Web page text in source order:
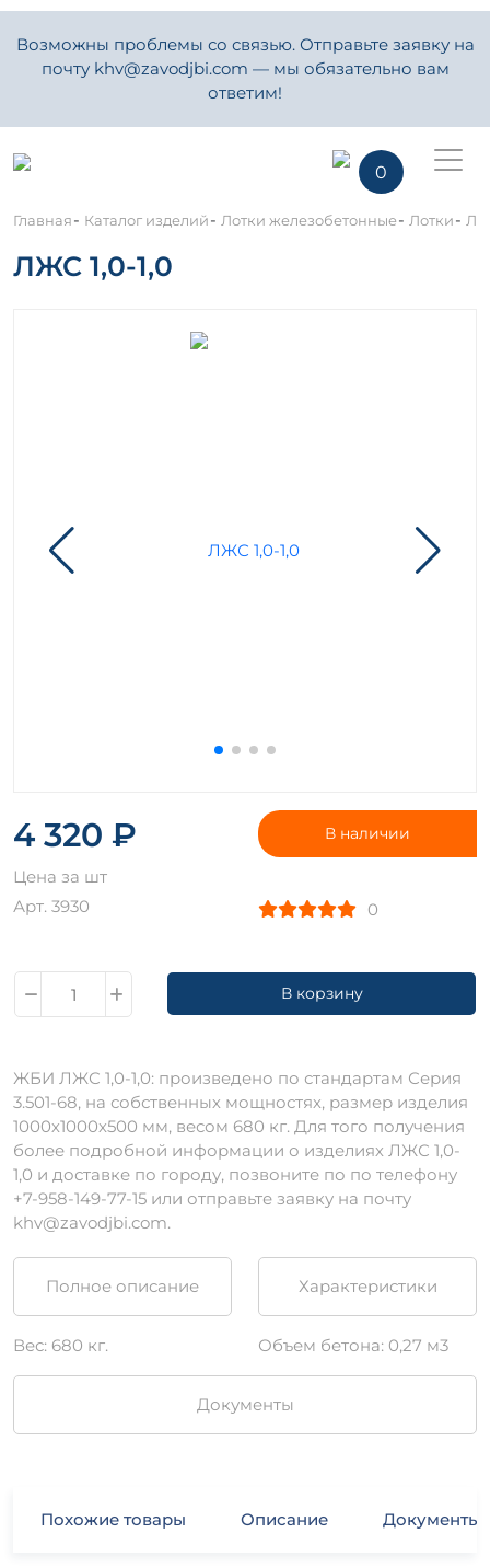
Возможны проблемы со связью. Отправьте заявку на
почту khv@zavodjbi.com — мы обязательно вам
ответим!
0
Главная- Каталог изделий- Лотки железобетонные- Лотки-
ЛЖС 1,0-1,0
4 320 ₽
Цена за шт
Арт. 3930
В наличии
0
В корзину
ЖБИ ЛЖС 1,0-1,0: произведено по стандартам Серия
3.501-68, на собственных мощностях, размер изделия
1000х1000х500 мм, весом 680 кг. Для того получения
более подробной информации о изделиях ЛЖС 1,0-
1,0 и доставке по городу, позвоните по по телефону
+7-958-149-77-15 или отправьте заявку на почту
khv@zavodjbi.com.
Полное описание Характеристики
Вес: 680 кг. Объем бетона: 0,27 м3
Документы
Похожие товары Описание Документы